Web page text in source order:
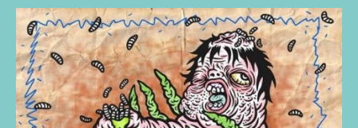
Bastards